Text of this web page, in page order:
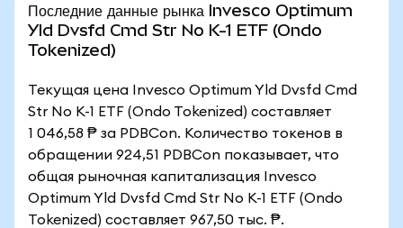
Последние данные рынка Invesco Optimum
Yld Dvsfd Cmd Str No K-1 ETF (Ondo
Tokenized)
Текущая цена Invesco Optimum Yld Dvsfd Cmd
Str No K-1 ETF (Ondo Tokenized) составляет
1 046,58 ₱ за PDBCon. Количество токенов в
обращении 924,51 PDBCon показывает, что
общая рыночная капитализация Invesco
Optimum Yld Dvsfd Cmd Str No K-1 ETF (Ondo
Tokenized) составляет 967,50 тыс. ₱.